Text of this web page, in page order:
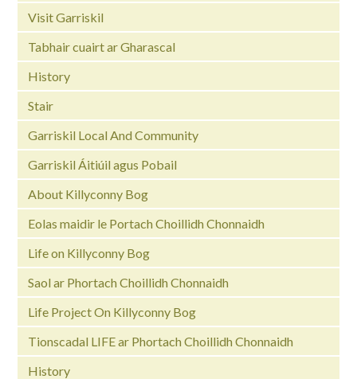
Visit Garriskil
Tabhair cuairt ar Gharascal
History
Stair
Garriskil Local And Community
Garriskil Áitiúil agus Pobail
About Killyconny Bog
Eolas maidir le Portach Choillidh Chonnaidh
Life on Killyconny Bog
Saol ar Phortach Choillidh Chonnaidh
Life Project On Killyconny Bog
Tionscadal LIFE ar Phortach Choillidh Chonnaidh
History